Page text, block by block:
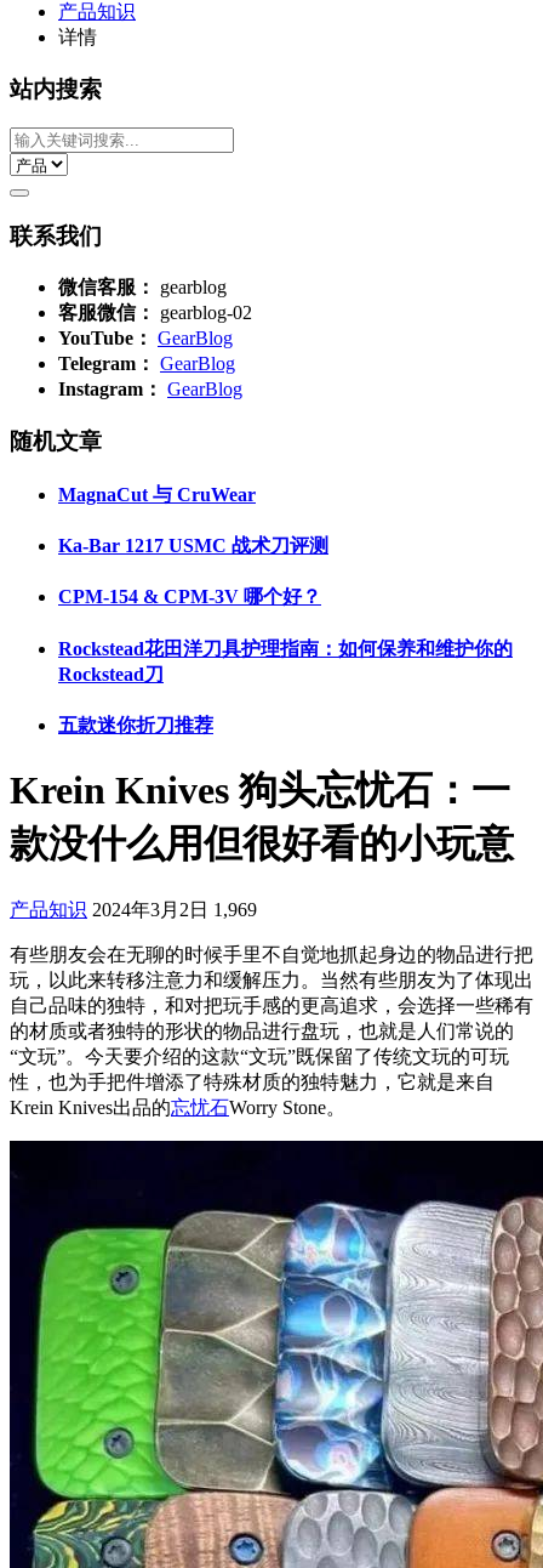
产品知识
详情
站内搜索
联系我们
微信客服：
gearblog
客服微信：
gearblog-02
YouTube： GearBlog
Telegram： GearBlog
Instagram： GearBlog
随机文章
MagnaCut 与 CruWear
Ka-Bar 1217 USMC 战术刀评测
CPM-154 & CPM-3V 哪个好？
Rockstead花田洋刀具护理指南：如何保养和维护你的
Rockstead刀
五款迷你折刀推荐
Krein Knives 狗头忘忧石：一
款没什么用但很好看的小玩意
产品知识 2024年3月2日 1,969
有些朋友会在无聊的时候手里不自觉地抓起身边的物品进行把
玩，以此来转移注意力和缓解压力。当然有些朋友为了体现出
自己品味的独特，和对把玩手感的更高追求，会选择一些稀有
的材质或者独特的形状的物品进行盘玩，也就是人们常说的
“文玩”。今天要介绍的这款“文玩”既保留了传统文玩的可玩
性，也为手把件增添了特殊材质的独特魅力，它就是来自
Krein Knives出品的忘忧石Worry Stone。